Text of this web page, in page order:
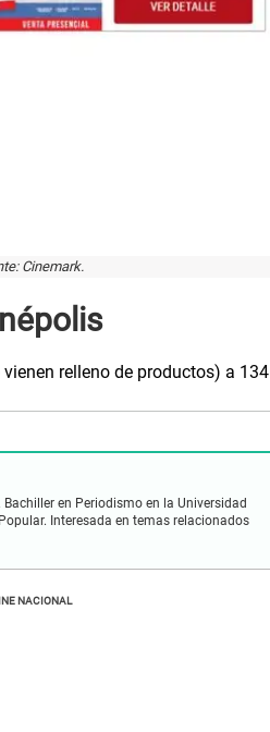
Cinemark.
relleno de productos) a 134
en Periodismo en la Universidad
Interesada en temas relacionados
NACIONAL